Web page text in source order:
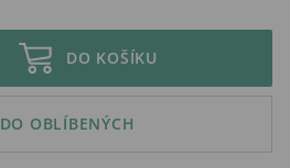
DO KOŠÍKU
DO OBLÍBENÝCH